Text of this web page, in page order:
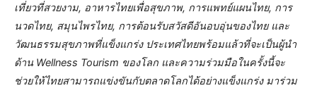
เที่ยวที่สวยงาม, อาหารไทยเพื่อสุขภาพ, การแพทย์แผนไทย, การ
นวดไทย, สมุนไพรไทย, การต้อนรับสวัสดีอันอบอุ่นของไทย และ
วัฒนธรรมสุขภาพที่แข็งแกร่ง ประเทศไทยพร้อมแล้วที่จะเป็นผู้นำ
ด้าน Wellness Tourism ของโลก และความร่วมมือในครั้งนี้จะ
ช่วยให้ไทยสามารถแข่งขันกับตลาดโลกได้อย่างแข็งแกร่ง มาร่วม